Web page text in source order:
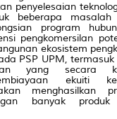
penyelesaian
beberapa
program
pengkomersilan
ekosistem
PSP UPM,
yang secara
ekuiti
menghasilkan
banyak